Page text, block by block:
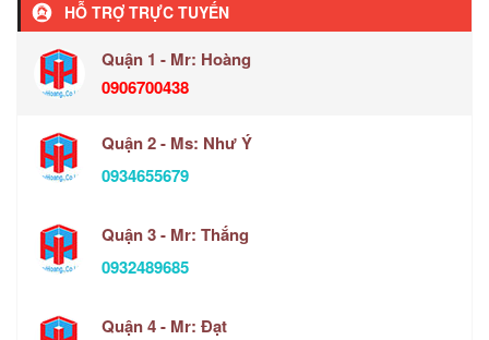
HỖ TRỢ TRỰC TUYẾN
Quận 1 - Mr: Hoàng
0906700438
Quận 2 - Ms: Như Ý
0934655679
Quận 3 - Mr: Thắng
0932489685
Quận 4 - Mr: Đạt